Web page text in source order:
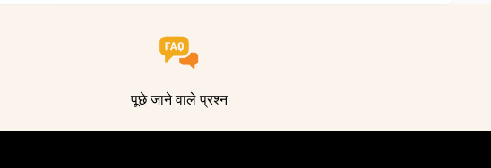
पूछे जाने वाले प्रश्न